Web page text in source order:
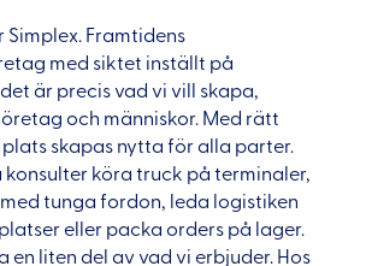
Simplex. Framtidens
med siktet inställt på
är precis vad vi vill skapa,
och människor. Med rätt
skapas nytta för alla parter.
konsulter köra truck på terminaler,
tunga fordon, leda logistiken
eller packa orders på lager.
en liten del av vad vi erbjuder. Hos